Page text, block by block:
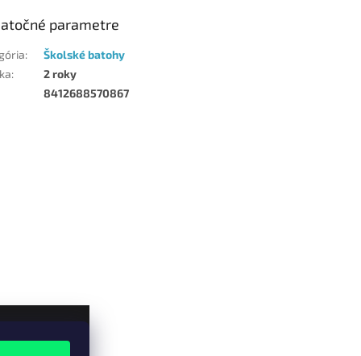
parametre
:
Školské batohy
:
2 roky
8412688570867